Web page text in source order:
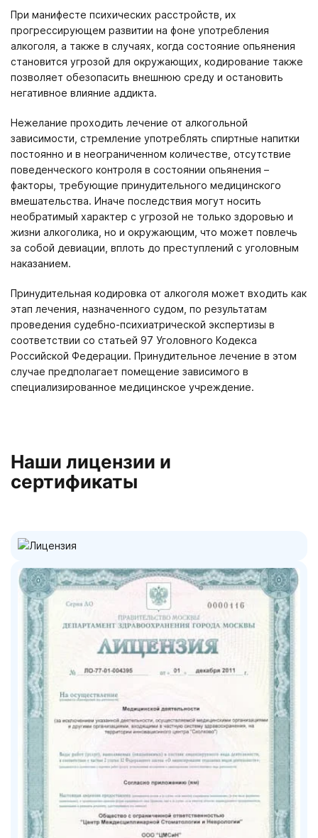
При манифесте психических расстройств, их
прогрессирующем развитии на фоне употребления
алкоголя, а также в случаях, когда состояние опьянения
становится угрозой для окружающих, кодирование также
позволяет обезопасить внешнюю среду и остановить
негативное влияние аддикта.
Нежелание проходить лечение от алкогольной
зависимости, стремление употреблять спиртные напитки
постоянно и в неограниченном количестве, отсутствие
поведенческого контроля в состоянии опьянения –
факторы, требующие принудительного медицинского
вмешательства. Иначе последствия могут носить
необратимый характер с угрозой не только здоровью и
жизни алкоголика, но и окружающим, что может повлечь
за собой девиации, вплоть до преступлений с уголовным
наказанием.
Принудительная кодировка от алкоголя может входить как
этап лечения, назначенного судом, по результатам
проведения судебно-психиатрической экспертизы в
соответствии со статьей 97 Уголовного Кодекса
Российской Федерации. Принудительное лечение в этом
случае предполагает помещение зависимого в
специализированное медицинское учреждение.
Наши лицензии и
сертификаты
Получить консультацию
Нажимая кнопку «Получить консультацию», вы соглашаетесь
с политикой конфиденциальности
Оставить отзыв
Нажимая кнопку «Оставить отзыв», вы соглашаетесь с
политикой конфиденциальности
Москва
Мурманск
Владивосток
Екатеринбург